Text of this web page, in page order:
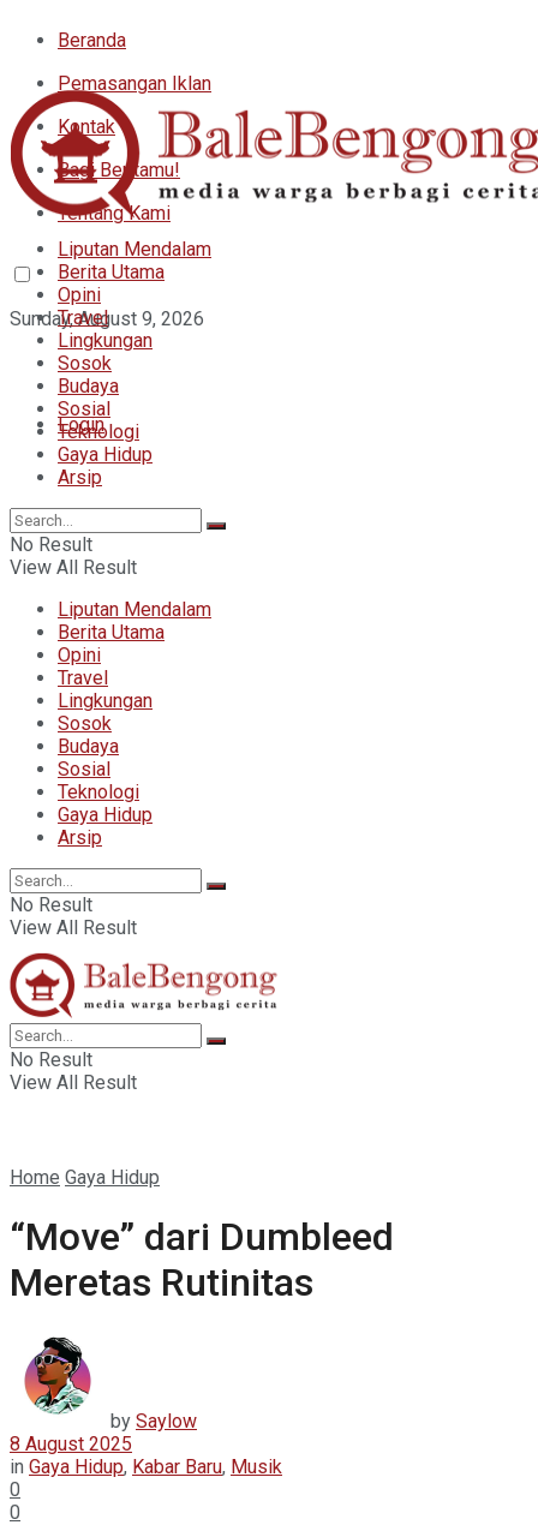
Beranda
Pemasangan Iklan
Kontak
Bagi Beritamu!
Tentang Kami
Sunday, August 9, 2026
Login
Liputan Mendalam
Berita Utama
Opini
Travel
Lingkungan
Sosok
Budaya
Sosial
Teknologi
Gaya Hidup
Arsip
No Result
View All Result
Liputan Mendalam
Berita Utama
Opini
Travel
Lingkungan
Sosok
Budaya
Sosial
Teknologi
Gaya Hidup
Arsip
No Result
View All Result
No Result
View All Result
Home Gaya Hidup
“Move” dari Dumbleed
Meretas Rutinitas
by Saylow
8 August 2025
in Gaya Hidup, Kabar Baru, Musik
0
0